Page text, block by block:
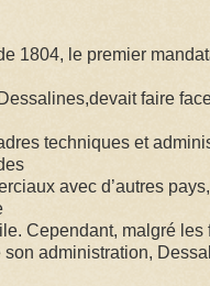
1804, le premier
faire
techniques et
avec d’autres
Cependant, malgré les
administration,